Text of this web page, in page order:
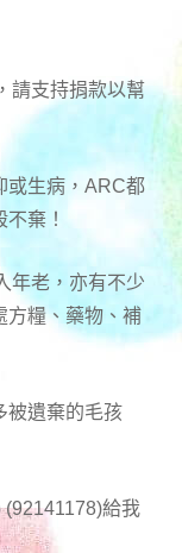
請支持捐款以幫
或生病，ARC都
棄！
年老，亦有不少
方糧、藥物、補
被遺棄的毛孩
給我